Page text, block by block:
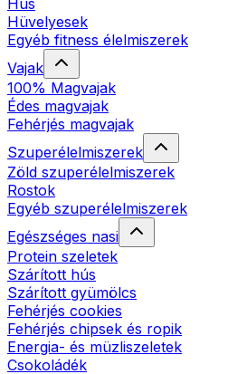
Hús
Hüvelyesek
Egyéb fitness élelmiszerek
Vajak
100% Magvajak
Édes magvajak
Fehérjés magvajak
Szuperélelmiszerek
Zöld szuperélelmiszerek
Rostok
Egyéb szuperélelmiszerek
Egészséges nasi
Protein szeletek
Szárított hús
Szárított gyümölcs
Fehérjés cookies
Fehérjés chipsek és ropik
Energia- és müzliszeletek
Csokoládék